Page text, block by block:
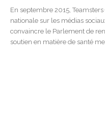
En septembre 2015,
nationale sur les médias
convaincre le Parlement de
soutien en matière de santé